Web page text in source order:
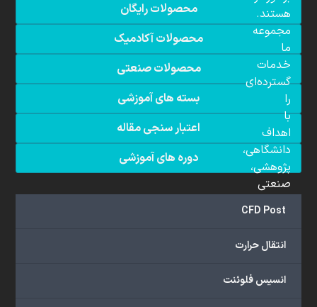
محصولات رایگان
محصولات آکادمیک
محصولات صنعتی
بسته های آموزشی
اعتبار سنجی مقاله
دوره های آموزشی
CFD Post
انتقال حرارت
انسیس فلوئنت
هستند.
مجموعه
ما
خدمات
گسترده‌ای
را
با
اهداف
دانشگاهی،
پژوهشی،
صنعتی
...
می‌دهد.
می‌توانید